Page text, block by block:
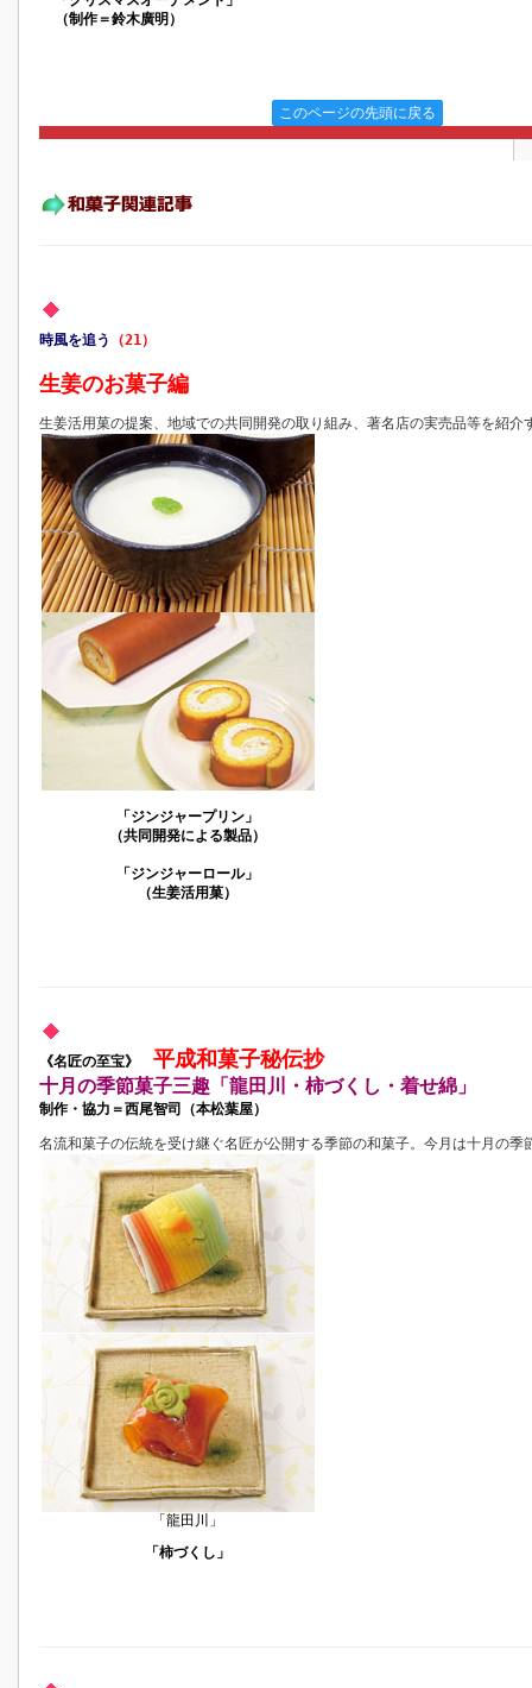
（制作＝鈴木廣明）
このページの先頭に戻る
時風を追う （21）
生姜のお菓子編
生姜活用菓の提案、地域での共同開発の取り組み、著名店の実売品等を紹介
「ジンジャープリン」
（共同開発による製品）
「ジンジャーロール」
（生姜活用菓）
《名匠の至宝》 平成和菓子秘伝抄
十月の季節菓子三趣「龍田川・柿づくし・着せ綿」
制作・協力＝西尾智司（本松葉屋）
名流和菓子の伝統を受け継ぐ名匠が公開する季節の和菓子。今月は十月の季
「龍田川」
「柿づくし」